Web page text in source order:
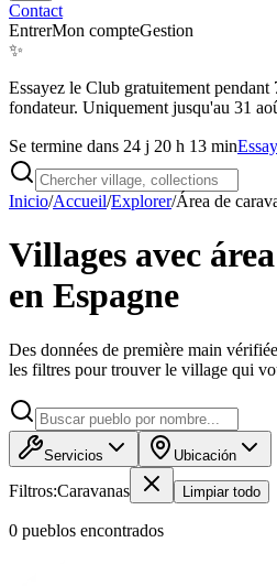
Contact
EntrerMon compteGestion
✨
Essayez le Club gratuitement pendant
fondateur. Uniquement jusqu'au 31
Se termine dans 24 j 20 h 13 min
Inicio/Accueil/Explorer/Área de
Villages avec
en Espagne
Des données de première main
les filtres pour trouver le village qui
Servicios Ubicación
Filtros:Caravanas Limpiar todo
0 pueblos encontrados